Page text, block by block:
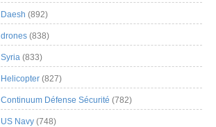
Daesh (892)
drones (838)
Syria (833)
Helicopter (827)
Continuum Défense Sécurité (782)
US Navy (748)